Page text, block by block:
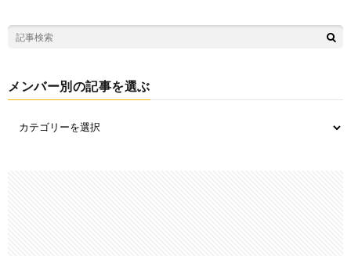
メンバー別の記事を選ぶ